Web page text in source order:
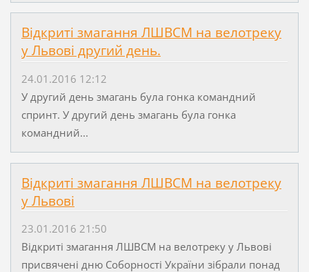
Відкриті змагання ЛШВСМ на велотреку
у Львові другий день.
24.01.2016 12:12
У другий день змагань була гонка командний
спринт. У другий день змагань була гонка
командний...
Відкриті змагання ЛШВСМ на велотреку
у Львові
23.01.2016 21:50
Відкриті змагання ЛШВСМ на велотреку у Львові
присвячені дню Соборності України зібрали понад